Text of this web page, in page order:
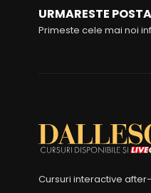
URMARESTE
Primeste cele mai noi
Cursuri interactive